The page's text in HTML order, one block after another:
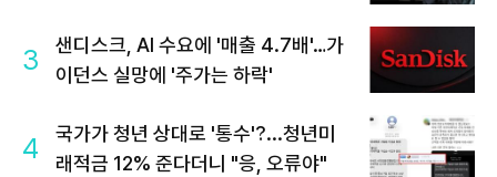
3
샌디스크, AI 수요에 '매출 4.7배'…가
이던스 실망에 '주가는 하락'
4
국가가 청년 상대로 '통수'?...청년미
래적금 12% 준다더니 "응, 오류야"